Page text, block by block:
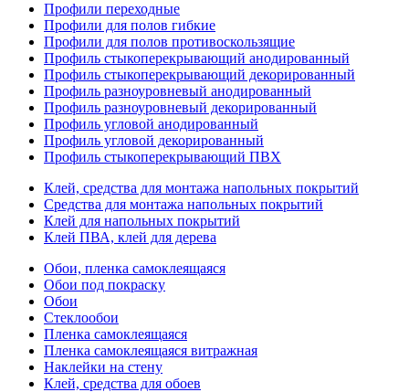
Профили переходные
Профили для полов гибкие
Профили для полов противоскользящие
Профиль стыкоперекрывающий анодированный
Профиль стыкоперекрывающий декорированный
Профиль разноуровневый анодированный
Профиль разноуровневый декорированный
Профиль угловой анодированный
Профиль угловой декорированный
Профиль стыкоперекрывающий ПВХ
Клей, средства для монтажа напольных покрытий
Средства для монтажа напольных покрытий
Клей для напольных покрытий
Клей ПВА, клей для дерева
Обои, пленка самоклеящаяся
Обои под покраску
Обои
Стеклообои
Пленка самоклеящаяся
Пленка самоклеящаяся витражная
Наклейки на стену
Клей, средства для обоев